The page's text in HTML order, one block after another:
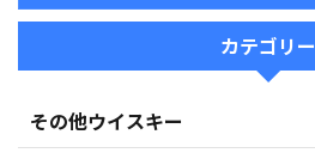
カテゴリー
その他ウイスキー